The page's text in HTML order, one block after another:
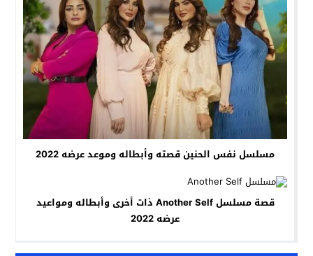
مسلسل نفس الحنين قصته وأبطاله وموعد عرضه 2022
قصة مسلسل Another Self ذات أخرى وأبطاله ومواعيد
عرضه 2022